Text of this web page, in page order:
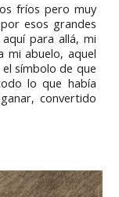
fríos pero muy
esos grandes
para allá, mi
mi abuelo, aquel
símbolo de que
lo que había
convertido